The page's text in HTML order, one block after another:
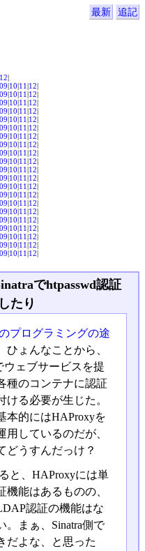
最新 追記
|
|10|11|12|
|10|11|12|
|10|11|12|
|10|11|12|
|10|11|12|
|10|11|12|
|10|11|12|
|10|11|12|
|10|11|12|
|10|11|12|
|10|11|12|
|10|11|12|
|10|11|12|
|10|11|12|
|10|11|12|
|10|11|12|
|10|11|12|
|10|11|12|
|10|11|12|
|10|11|12|
|10|11|12|
でhtpasswd認証
たり
プログラミングの途
ひょんなことから、
ウェブサービスを提
種のコンテナに認証
ける必要が生じた。
本的にはHAProxyを
用しているのだが、
どうすんだっけ？
と、HAProxyには単
機能はあるものの、
認証の機能はな
。まぁ、Sinatra側で
だよな、と思った